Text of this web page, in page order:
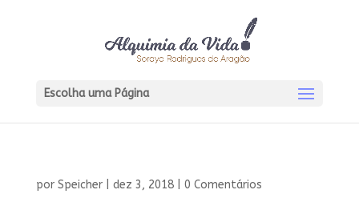
Escolha uma Página
por Speicher| dez 3, 2018| 0 Comentários